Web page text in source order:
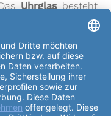
Uhrglasbesteht
ist ein Quarzwerk.
ist 15.15mm und die
dem KaliberETA
ist in einem
die Indexe sind
derHamilton
H11221852